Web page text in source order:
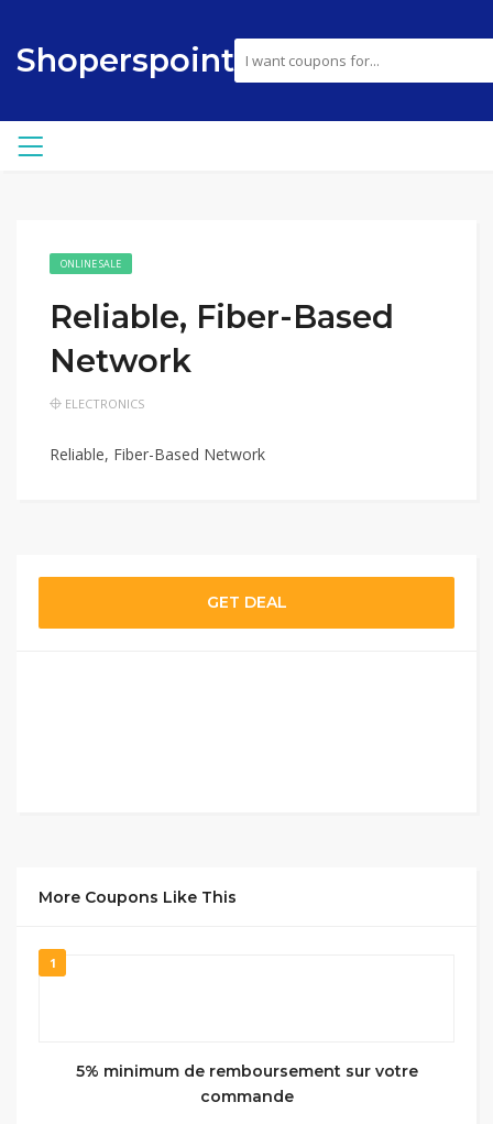
Shoperspoint
ONLINE SALE
Reliable, Fiber-Based
Network
ELECTRONICS
Reliable, Fiber-Based Network
GET DEAL
More Coupons Like This
1
5% minimum de remboursement sur votre
commande